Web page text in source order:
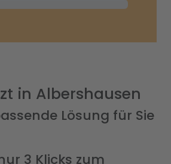
in Albershausen
Lösung für Sie
3 Klicks zum